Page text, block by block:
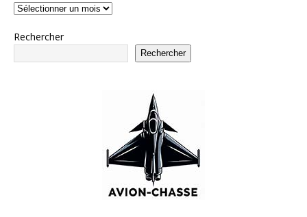
Rechercher
Rechercher